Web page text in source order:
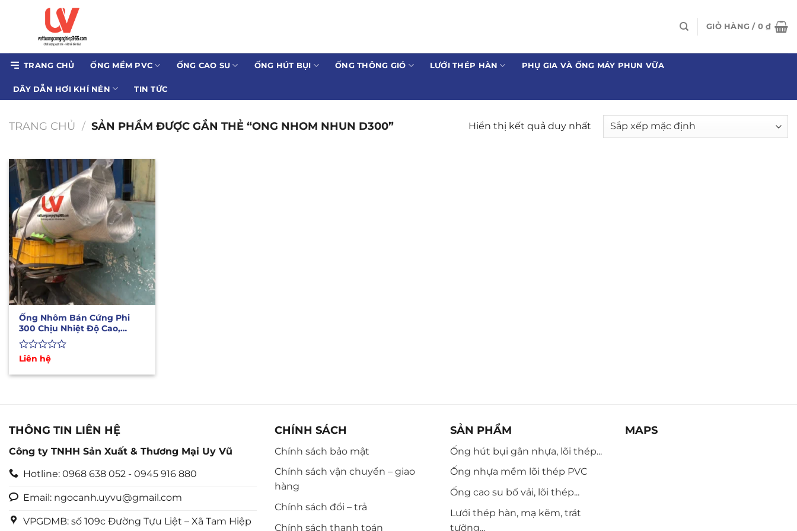
dung
GIỎ HÀNG / 0₫
TRANG CHỦ ỐNG MỀM PVC ỐNG CAO SU ỐNG HÚT BỤI ỐNG THÔNG GIÓ LƯỚI THÉP HÀN PHỤ GIA VÀ ỐNG MÁY PHUN VỮA
DÂY DẪN HƠI KHÍ NÉN TIN TỨC
TRANG CHỦ / SẢN PHẨM ĐƯỢC GẮN THẺ “ONG NHOM NHUN D300” Hiển thị kết quả duy nhất
Ống Nhôm Bán Cứng Phi
300 Chịu Nhiệt Độ Cao,
Chống Cháy Tốt
Được
hạng
Liên hệ
THÔNG TIN LIÊN HỆ
Công ty TNHH Sản Xuất & Thương Mại Uy Vũ
Hotline: 0968 638 052 - 0945 916 880
Email: ngocanh.uyvu@gmail.com
VPGDMB: số 109c Đường Tựu Liệt – Xã Tam Hiệp
CHÍNH SÁCH
Chính sách bảo mật
Chính sách vận chuyển – giao
hàng
Chính sách đổi – trả
Chính sách thanh toán
SẢN PHẨM
Ống hút bụi gân nhựa, lõi thép...
Ống nhựa mềm lõi thép PVC
Ống cao su bố vải, lõi thép...
Lưới thép hàn, mạ kẽm, trát
tường...
MAPS